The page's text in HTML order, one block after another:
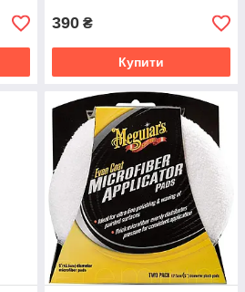
390 ₴
Купити